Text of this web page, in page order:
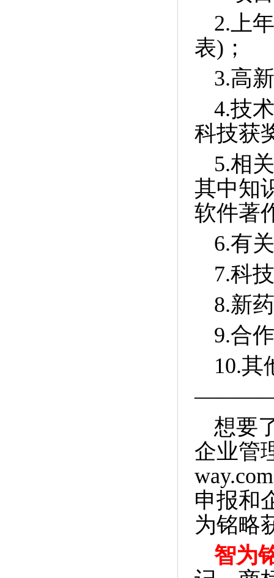
2.上
表) ；
3.高
4.技
科技获
5.相
其中知
软件著
6.有
7.科
8.新
9.合
10.其
想要
企业管
way.com
申报和
为铭略
智为